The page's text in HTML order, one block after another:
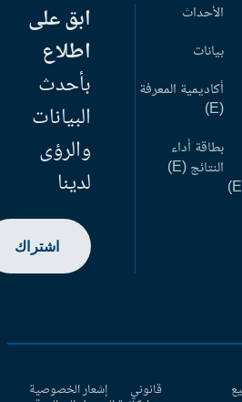
الأحداث
بيانات
أكاديمية المعرفة
بطاقة أداء
النتائج (E)
ابق على
اطلاع
بأحدث
البيانات
والرؤى
لدينا
اشتراك
قانوني إشعار الخصوصية